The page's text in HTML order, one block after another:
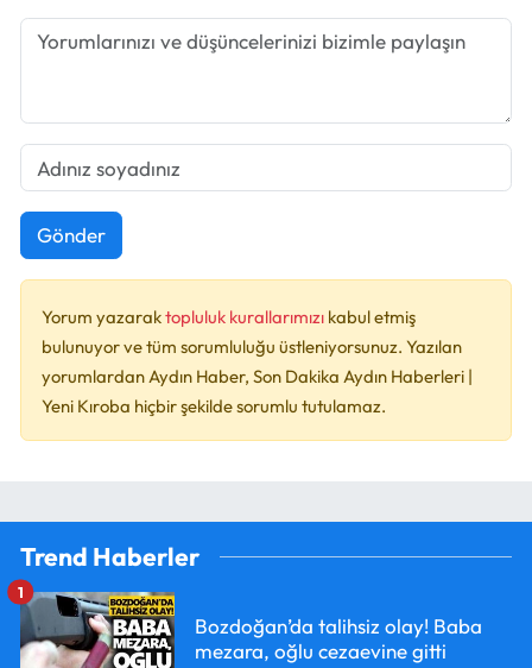
Gönder
Yorum yazaraktopluluk kurallarımızı kabul etmiş
bulunuyor ve tüm sorumluluğu üstleniyorsunuz. Yazılan
yorumlardan Aydın Haber, Son Dakika Aydın Haberleri |
Yeni Kıroba hiçbir şekilde sorumlu tutulamaz.
Trend Haberler
Bozdoğan’da talihsiz olay! Baba
mezara, oğlu cezaevine gitti
1